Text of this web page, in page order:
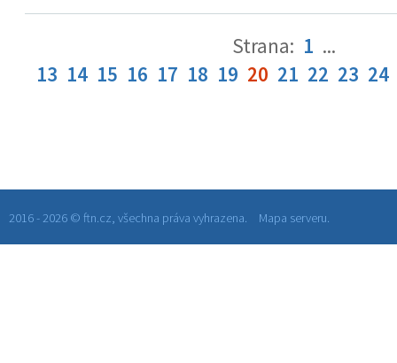
Strana: 1 ...
13 14 15 16 17 18 19 20 21 22 23 24
2016 - 2026 © ftn.cz, všechna práva vyhrazena. Mapa serveru.